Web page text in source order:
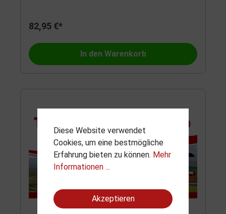
82,95 €*
In den Warenkorb
Diese Website verwendet
Cookies, um eine bestmögliche
Erfahrung bieten zu können. Mehr
Informationen ...
Akzeptieren